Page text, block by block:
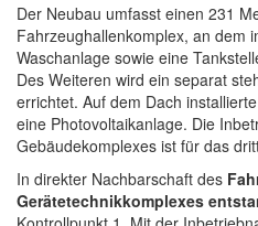
Der Neubau umfasst einen 231
Fahrzeughallenkomplex, an dem
Waschanlage sowie eine
Des Weiteren wird ein separat
errichtet. Auf dem Dach
eine Photovoltaikanlage. Die
Gebäudekomplexes ist für das
In direkter Nachbarschaft des
Gerätetechnikkomplexes